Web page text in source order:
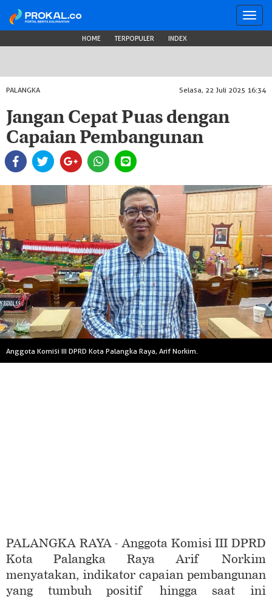
HOME TERPOPULER INDEX
PALANGKA Selasa, 22 Juli 2025 16:34
Jangan Cepat Puas dengan
Capaian Pembangunan
Anggota Komisi III DPRD Kota Palangka Raya, Arif Norkim.
PALANGKA RAYA - Anggota Komisi III DPRD
Kota Palangka Raya Arif Norkim
menyatakan, indikator capaian pembangunan
yang tumbuh positif hingga saat ini